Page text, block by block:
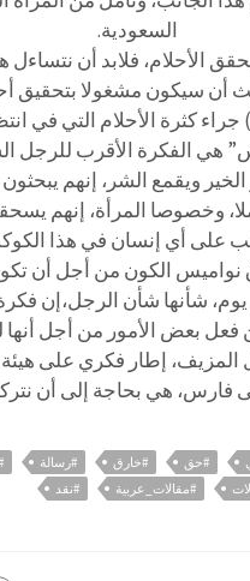
السعودية.
الأحلام، فلابد أن
أن سيكون مشغولا بتحقيق
كثرة الأحلام التي في
هي الفكرة الأقرب للرجل
ويقمع الشر، إنهم
وخصوصا المرأة، إنهم
على أي إنسان في هذا
الكون من أجل أن
شأنها شأن الرجل،إن
بعض الأمور من أجل أنها
المزيف، إطار فكري على
فارس، هي بحاجة إلى أن
#حق #خارق #رسالة
#مقالات_عربية #نقد